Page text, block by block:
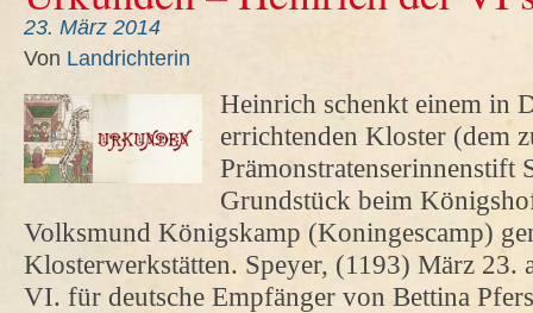
23. März 2014
Von Landrichterin
Heinrich schenkt einem in
errichtenden Kloster (dem
Prämonstratenserinnenstift
Grundstück beim
Volksmund Königskamp (Koningescamp)
Klosterwerkstätten. Speyer, (1193) März 23.
VI. für deutsche Empfänger von Bettina